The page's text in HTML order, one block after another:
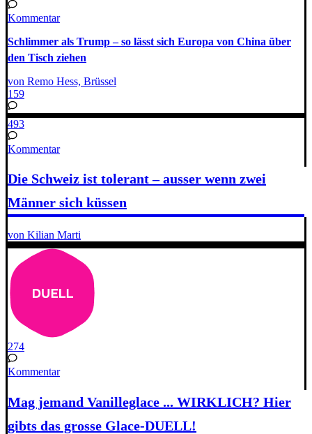
Kommentar
Schlimmer als Trump – so lässt sich Europa von China über
den Tisch ziehen
von Remo Hess, Brüssel
159
493
Kommentar
Die Schweiz ist tolerant – ausser wenn zwei
Männer sich küssen
von Kilian Marti
274
Kommentar
Mag jemand Vanilleglace ... WIRKLICH? Hier
gibts das grosse Glace-DUELL!